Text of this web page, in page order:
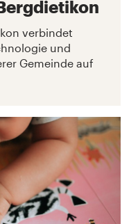
verbindet
und
Gemeinde auf